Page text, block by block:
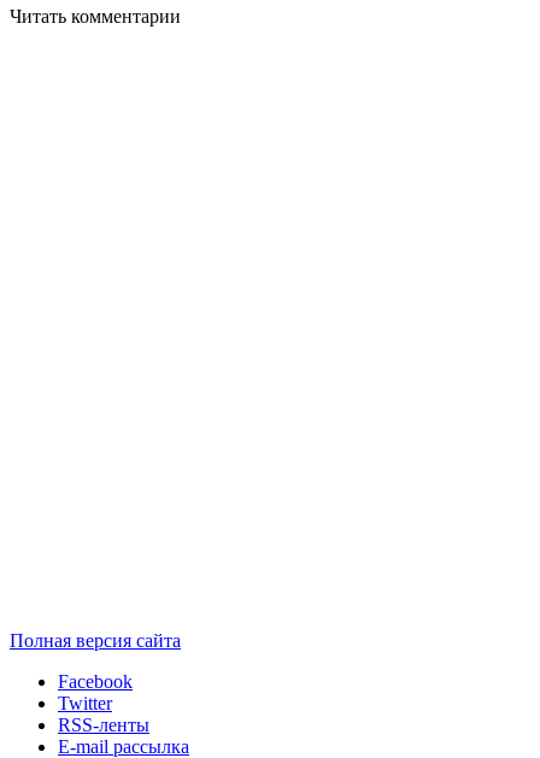
Читать комментарии
Полная версия сайта
Facebook
Twitter
RSS-ленты
E-mail рассылка